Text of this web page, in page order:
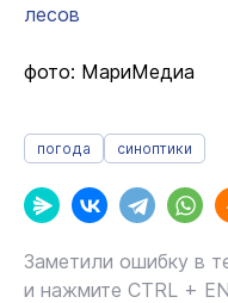
лесов
фото: МариМедиа
погода синоптики
Заметили ошибку в
и нажмите CTRL +